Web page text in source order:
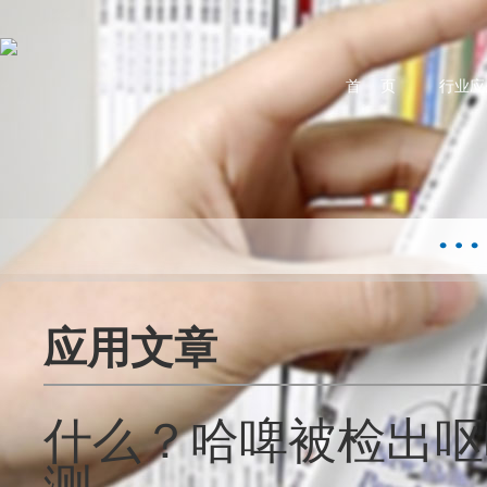
首 页 行业
应用文章
什么？哈啤被检出